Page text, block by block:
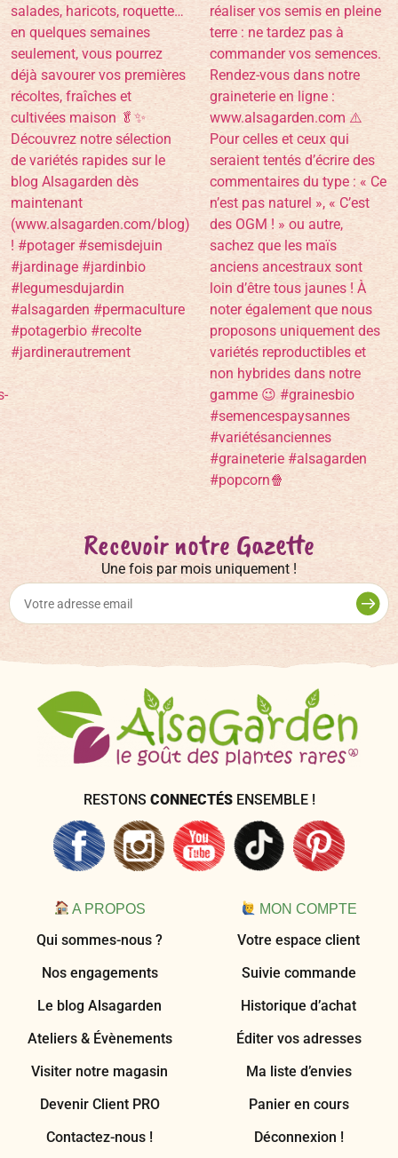
Recevoir notre Gazette
Une fois par mois uniquement !
RESTONS CONNECTÉS ENSEMBLE !
A PROPOS
Qui sommes-nous ?
Nos engagements
Le blog Alsagarden
Ateliers & Évènements
Visiter notre magasin
Devenir Client PRO
Contactez-nous !
MON COMPTE
Votre espace client
Suivie commande
Historique d’achat
Éditer vos adresses
Ma liste d’envies
Panier en cours
Déconnexion !